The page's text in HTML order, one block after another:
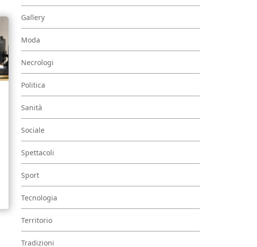
Gallery
Moda
Necrologi
Politica
Sanità
Sociale
Spettacoli
Sport
Tecnologia
Territorio
Tradizioni